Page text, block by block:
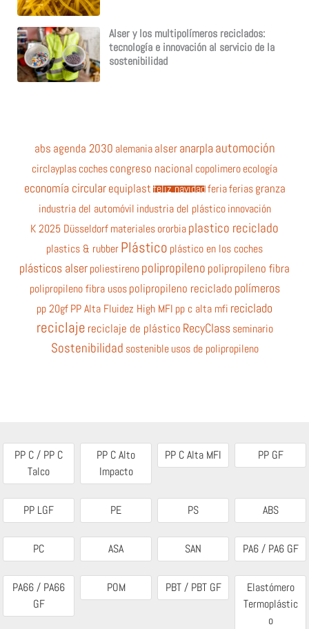
Alser y los multipolímeros reciclados:
tecnología e innovación al servicio de la
sostenibilidad
abs agenda 2030 alemania alser anarpla automoción
circlayplascochescongreso nacional copolimeroecología
economía circular equiplastfeliz navidadferiaferias granza
industria del automóvil industria del plástico innovación
K 2025 Düsseldorfmaterialesororbiaplastico reciclado
plastics & rubberPlástico plástico en los coches
plásticos alserpoliestirenopolipropileno polipropileno fibra
polipropileno fibra usos polipropileno reciclado polímeros
pp 20gfPP Alta Fluidez High MFI pp c alta mfi reciclado
reciclaje reciclaje de plástico RecyClass seminario
Sostenibilidad sostenible usos de polipropileno
PP C / PP C
Talco
PP C Alto
Impacto
PP C Alta MFI PP GF
PP LGF PE PS ABS
PC ASA SAN PA6 / PA6 GF
PA66 / PA66
GF
POM PBT / PBT GF
Elastómero
Termoplástic
o